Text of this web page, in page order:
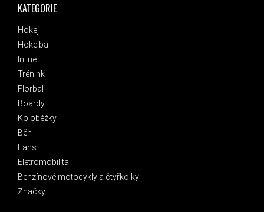
KATEGORIE
Hokej
Hokejbal
Inline
Trénink
Florbal
Boardy
Koloběžky
Běh
Fans
Eletromobilita
Benzínové motocykly a čtyřkolky
Značky